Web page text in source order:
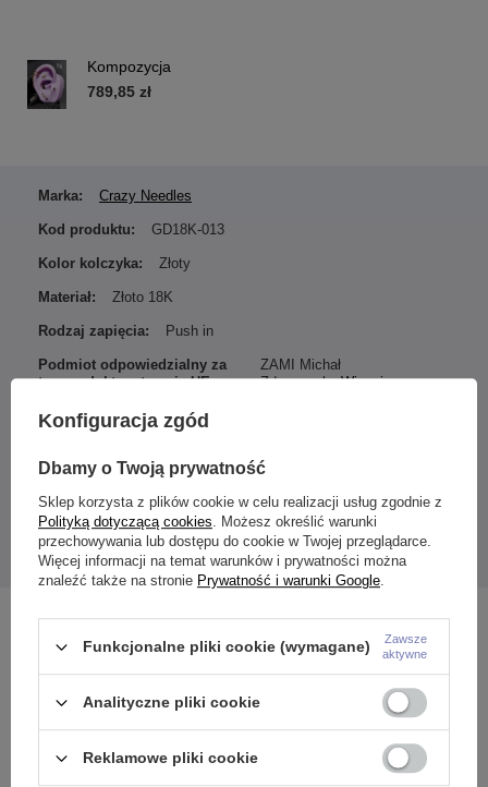
Kompozycja
789,85 zł
Rozmiar nakrętki:
Wysokość: 9,5 mm
Szerokość: 5 mm
Podana cena dotyczy 1 sztuki.
Marka: Crazy Needles
Kod produktu: GD18K-013
Kolor kolczyka: Złoty
Materiał: Złoto 18K
Rodzaj zapięcia: Push in
Podmiot odpowiedzialny za
ten produkt na terenie UE
ZAMI Michał
Zdanuczyk
Więcej
Konfiguracja zgód
Dbamy o Twoją prywatność
Sklep korzysta z plików cookie w celu realizacji usług zgodnie z
Polityką dotyczącą cookies. Możesz określić warunki
przechowywania lub dostępu do cookie w Twojej przeglądarce.
Więcej informacji na temat warunków i prywatności można
znaleźć także na stronie Prywatność i warunki Google.
Funkcjonalne pliki cookie (wymagane)
Zawsze
aktywne
Analityczne pliki cookie
Reklamowe pliki cookie